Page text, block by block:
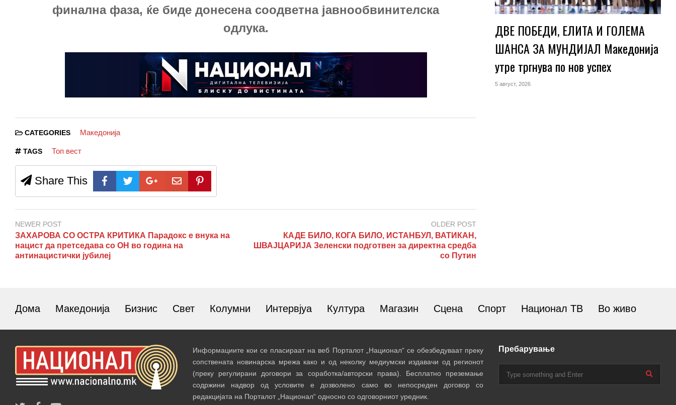
финална фаза, ќе биде донесена соодветна јавнообвинителска
одлука.
CATEGORIES Македонија
TAGS Топ вест
Share This
NEWER POST
ЗАХАРОВА СО ОСТРА КРИТИКА Парадокс е внука на
нацист да претседава со ОН во година на
антинацистички јубилеј
OLDER POST
КАДЕ БИЛО, КОГА БИЛО, ИСТАНБУЛ, ВАТИКАН,
ШВАЈЦАРИЈА Зеленски подготвен за директна средба
со Путин
ДВЕ ПОБЕДИ, ЕЛИТА И ГОЛЕМА
ШАНСА ЗА МУНДИЈАЛ Македонија
утре тргнува по нов успех
5 август, 2026
Дома Македонија Бизнис Свет Колумни Интервјуа Култура Магазин Сцена Спорт Национал ТВ Во живо
Информациите кои се пласираат на веб Порталот „Национал“ се обезбедуваат преку
сопствената новинарска мрежа како и од неколку медиумски издавачи од регионот
(преку регулирани договори за соработка/авторски права). Бесплатно преземање
содржини надвор од условите е дозволено само во непосреден договор со
редакцијата на Порталот „Национал“ односно со одговорниот уредник.
Пребарување